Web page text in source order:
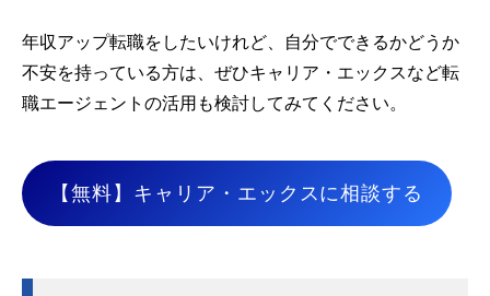
年収アップ転職をしたいけれど、自分でできるかどうか
不安を持っている方は、ぜひキャリア・エックスなど転
職エージェントの活用も検討してみてください。
【無料】キャリア・エックスに相談する